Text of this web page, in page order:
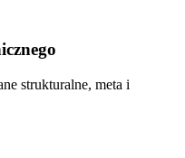
strukturalne, meta i